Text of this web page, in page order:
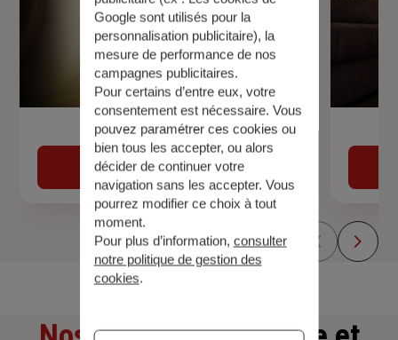
Devis assurance auto
Obtenir une estimation
Google sont utilisés pour la
personnalisation publicitaire), la
mesure de performance de nos
campagnes publicitaires.
Pour certains d’entre eux, votre
consentement est nécessaire. Vous
pouvez paramétrer ces cookies ou
bien tous les accepter, ou alors
décider de continuer votre
navigation sans les accepter. Vous
pourrez modifier ce choix à tout
moment.
Pour plus d’information, consulter
notre politique de gestion des
cookies.